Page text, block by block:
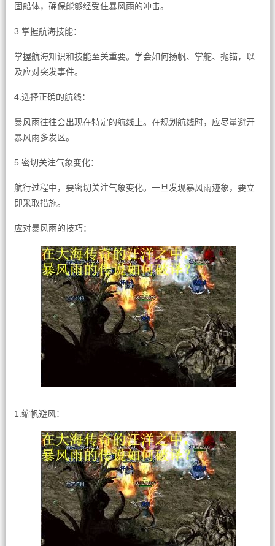
固船体，确保能够经受住暴风雨的冲击。
3.掌握航海技能：
掌握航海知识和技能至关重要。学会如何扬帆、掌舵、抛锚，以
及应对突发事件。
4.选择正确的航线：
暴风雨往往会出现在特定的航线上。在规划航线时，应尽量避开
暴风雨多发区。
5.密切关注气象变化：
航行过程中，要密切关注气象变化。一旦发现暴风雨迹象，要立
即采取措施。
应对暴风雨的技巧：
1.缩帆避风：